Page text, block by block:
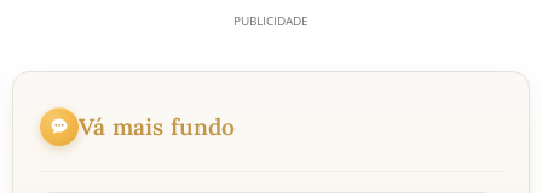
Vá mais fundo